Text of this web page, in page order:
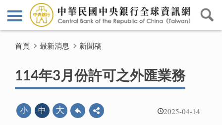
首頁 最新消息 新聞稿
114年3月份許可之外匯業務
2025-04-14
小 中 大